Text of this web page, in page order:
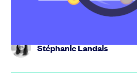
investisseur lead (investiss...
Stéphanie Landais